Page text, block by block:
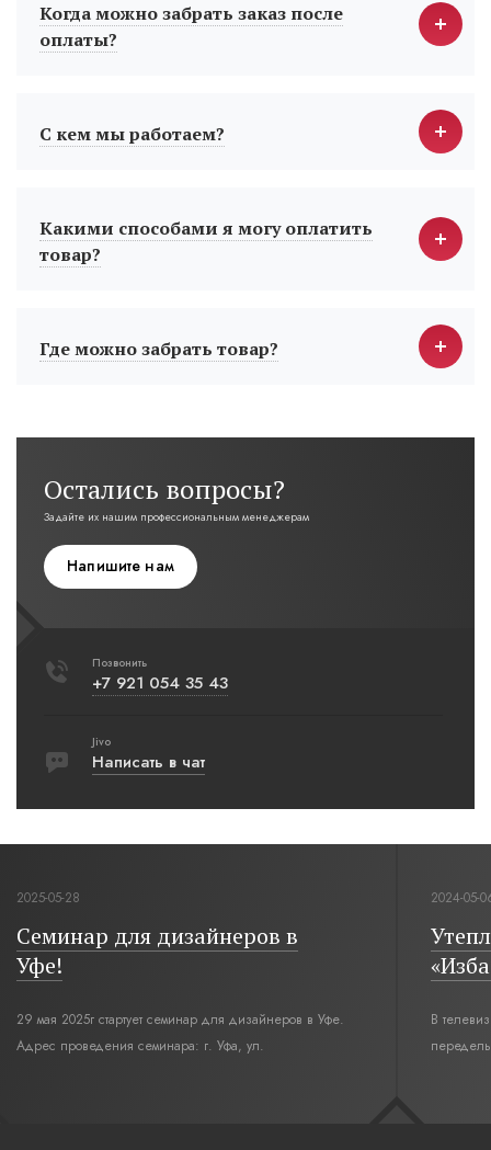
Когда можно забрать заказ после
оплаты?
С кем мы работаем?
Какими способами я могу оплатить
товар?
Где можно забрать товар?
Остались вопросы?
Задайте их нашим профессиональным менеджерам
Напишите нам
Позвонить
+7 921 054 35 43
Jivo
Написать в чат
2025-05-28
Семинар для дизайнеров в
Уфе!
29 мая 2025г стартует семинар для дизайнеров в Уфе.
Адрес проведения семинара: г. Уфа, ул.
2024-05-
В